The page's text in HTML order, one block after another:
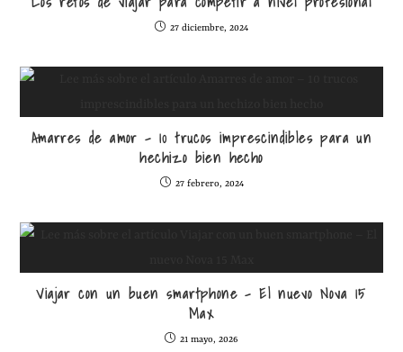
27 diciembre, 2024
Amarres de amor – 10 trucos imprescindibles para un
hechizo bien hecho
27 febrero, 2024
Viajar con un buen smartphone – El nuevo Nova 15
Max
21 mayo, 2026